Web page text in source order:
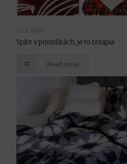
10.2.2026
Spite v ponožkách, je to terapia
Read more